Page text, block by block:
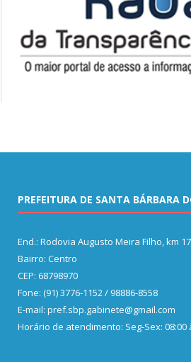
PREFEITURA DE SANTA BÁRBARA
End.: Rodovia Augusto Meira Filho, km 17
Bairro: Centro
CEP: 68798970
Fone: (91) 3776-1152 / 98886-8558
E-mail: pref.sbp.gabinete@gmail.com
Horário de atendimento: Seg-Sex: 08:00